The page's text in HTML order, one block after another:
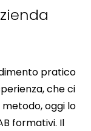
pratico
che ci
oggi lo
formativi. Il